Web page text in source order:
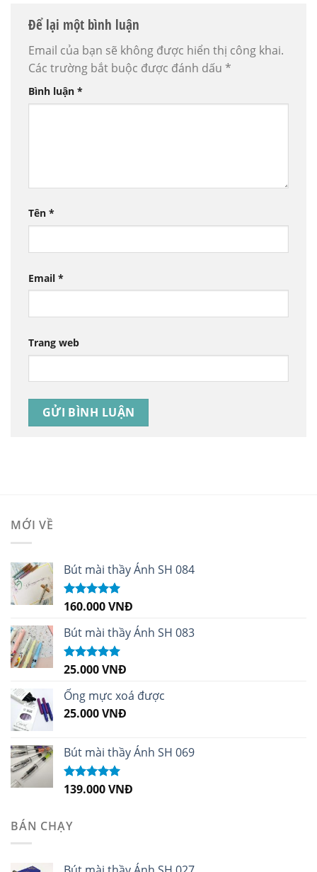
Để lại một bình luận
Email của bạn sẽ không được hiển thị công khai.
Các trường bắt buộc được đánh dấu *
Bình luận *
Tên *
Email *
Trang web
MỚI VỀ
Bút mài thầy Ánh SH 084
Được xếp
sao
160.000VNĐ
Bút mài thầy Ánh SH 083
Được xếp
sao
25.000VNĐ
Ống mực xoá được
25.000VNĐ
Bút mài thầy Ánh SH 069
Được xếp
139.000VNĐ
BÁN CHẠY